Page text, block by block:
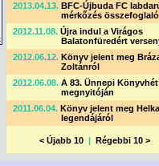
2013.04.13. BFC-Újbuda FC
mérkőzés összefoglaló
2012.11.08. Újra indul a Virágos
Balatonfüredért
2012.06.12. Könyv jelent meg
Zoltánról
2012.06.08. A 83. Ünnepi Könyvhét
megnyitóján
2011.06.04. Könyv jelent meg Helka
legendájáról
< Újabb 10 | Régebbi 10 >